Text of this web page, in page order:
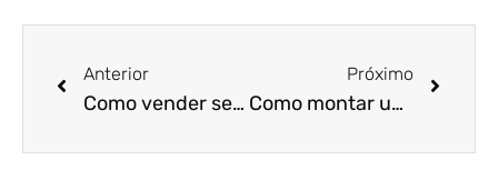
Anterior
Como vender serviços? Entenda como gerar confiança!
Próximo
Como montar um orçamento anual para a empresa de prestação de serviços?